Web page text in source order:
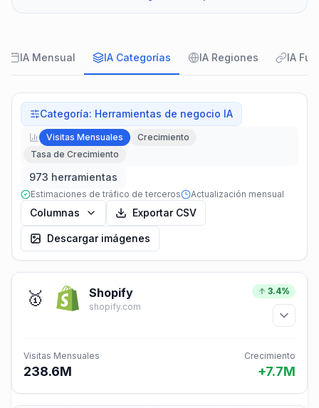
IA Mensual IA Categorías IA Regiones IA
Categoría: Herramientas de negocio IA
Visitas Mensuales
Crecimiento
Tasa de Crecimiento
973 herramientas
Estimaciones de tráfico de terceros Actualización mensual
Columnas Exportar CSV
Descargar imágenes
🥇 Shopify
shopify.com
3.4%
Visitas Mensuales
238.6M
Crecimiento
+7.7M